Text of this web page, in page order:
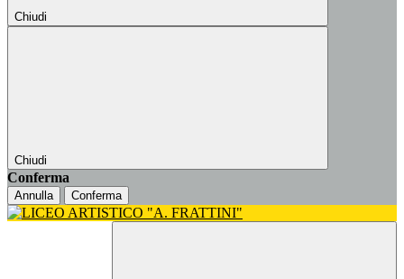
Chiudi
Chiudi
Conferma
Annulla Conferma